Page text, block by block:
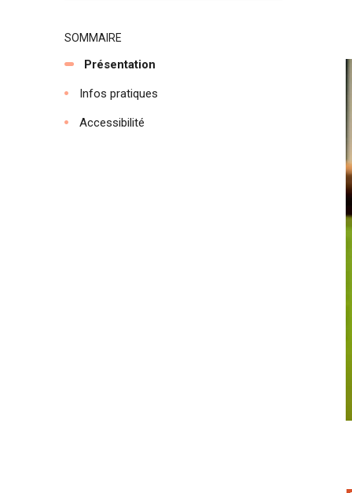
SOMMAIRE
Présentation
Infos pratiques
Accessibilité